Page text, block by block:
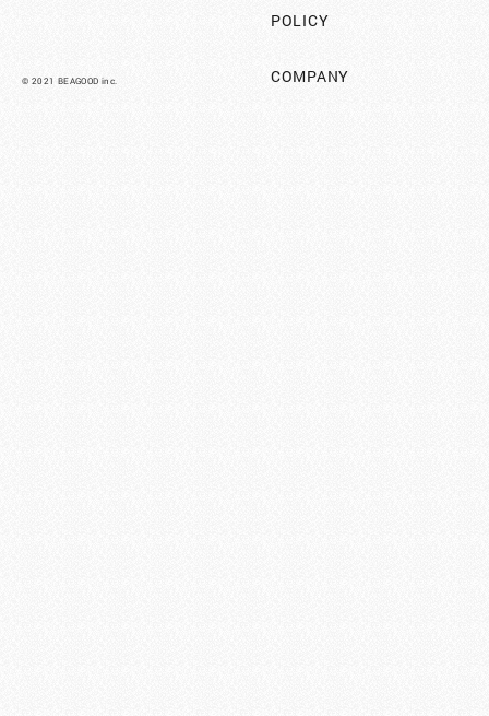
POLICY
COMPANY
©︎ 2021 BEAGOOD inc.